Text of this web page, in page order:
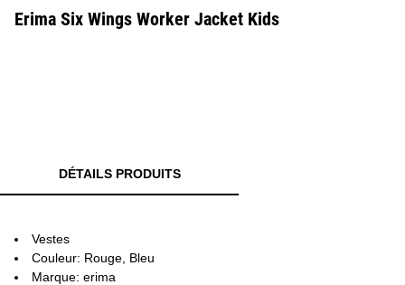
Erima Six Wings Worker Jacket Kids
DÉTAILS PRODUITS
Vestes
Couleur: Rouge, Bleu
Marque: erima